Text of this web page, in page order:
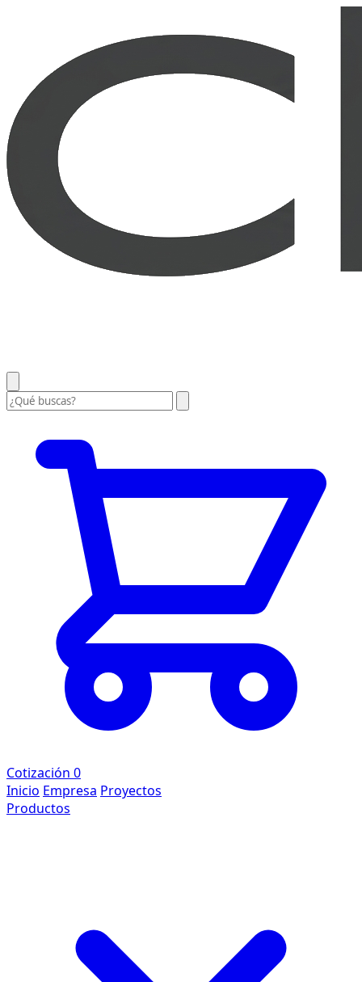
Cotización 0
Inicio Empresa Proyectos
Productos